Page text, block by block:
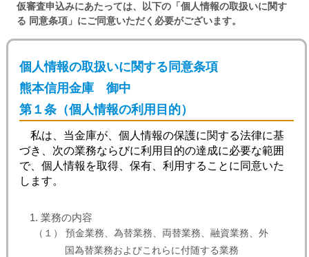
※初めてローンをお申込みのお客さまにつきましては、居
住地または勤務地に近い営業店でのお取扱いとさせていた
この申込みはあくまでも「仮審査申込み」です。
審査の結果、仮承認となった場合でも、別途正式
なお申込みが必要となります。その際には、正式
申込書及び確認資料等のご提出が必要となります
ので、必ずお申込みになるご本人様がお取引を希
望される当金庫本支店の窓口までご来店くださ
い。
ことがございます。
ご指定いただいた電話番号でのご連絡がとれない
場合や仮審査申込書に不備があった場合（記入漏
仮審査申込みにあたっては、以下の「個人情報の取扱いに関す
る 同意条項」にご同意いただく必要がございます。
個人情報の取扱いに関する同意条項
熊本信用金庫 御中
第１条（個人情報の利用目的）
私は、当金庫が、個人情報の保護に関する法律に基
づき、次の業務ならびに利用目的の達成に必要な範囲
で、個人情報を取得、保有、利用することに同意いた
します。
業務の内容
（１） 預金業務、為替業務、両替業務、融資業務、外
国為替業務およびこれらに付随する業務